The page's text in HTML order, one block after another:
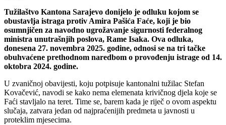
Tužilaštvo Kantona Sarajevo donijelo je odluku kojom se
obustavlja istraga protiv Amira Pašića Faće, koji je bio
osumnjičen za navodno ugrožavanje sigurnosti federalnog
ministra unutrašnjih poslova, Rame Isaka. Ova odluka,
donesena 27. novembra 2025. godine, odnosi se na tri tačke
obuhvaćene prethodnom naredbom o provođenju istrage od 14.
oktobra 2024. godine.
U zvaničnoj obavijesti, koju potpisuje kantonalni tužilac Stefan
Kovačević, navodi se kako nema elemenata krivičnog djela koje se
Faći stavljalo na teret. Time se, barem kada je riječ o ovom aspektu
slučaja, zatvara jedan od najpraćenijih predmeta u javnosti u
proteklim mjesecima.